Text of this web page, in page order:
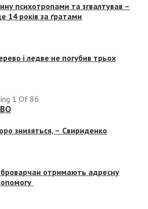
психотропами та згвалтував –
14 років за ґратами
і ледве не погубив трьох
1 Of 86
знизяться, – Свириденко
отримають адресну